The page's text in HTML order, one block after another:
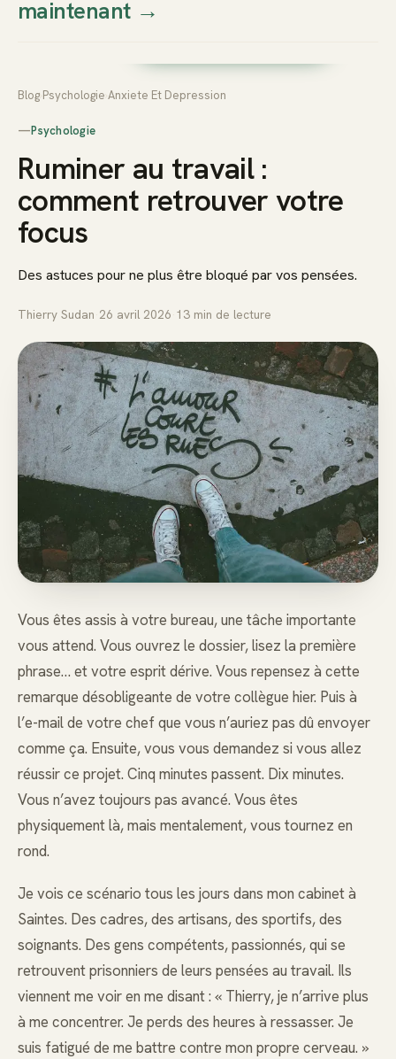
Thierry
Prendre rendez-vous dès
maintenant→
Blog Psychologie Anxiete Et Depression
—Psychologie
Ruminer au travail :
comment retrouver votre
focus
Des astuces pour ne plus être bloqué par vos pensées.
Thierry Sudan 26 avril 2026 13 min de lecture
Vous êtes assis à votre bureau, une tâche importante
vous attend. Vous ouvrez le dossier, lisez la première
phrase… et votre esprit dérive. Vous repensez à cette
remarque désobligeante de votre collègue hier. Puis à
l’e-mail de votre chef que vous n’auriez pas dû envoyer
comme ça. Ensuite, vous vous demandez si vous allez
réussir ce projet. Cinq minutes passent. Dix minutes.
Vous n’avez toujours pas avancé. Vous êtes
physiquement là, mais mentalement, vous tournez en
rond.
Je vois ce scénario tous les jours dans mon cabinet à
Saintes. Des cadres, des artisans, des sportifs, des
soignants. Des gens compétents, passionnés, qui se
retrouvent prisonniers de leurs pensées au travail. Ils
viennent me voir en me disant : « Thierry, je n’arrive plus
à me concentrer. Je perds des heures à ressasser. Je
suis fatigué de me battre contre mon propre cerveau. »